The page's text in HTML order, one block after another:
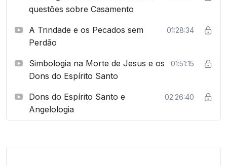
questões sobre Casamento
A Trindade e os Pecados sem
Perdão
01:28:34
Simbologia na Morte de Jesus e os
Dons do Espírito Santo
01:51:15
Dons do Espírito Santo e
Angelologia
02:26:40